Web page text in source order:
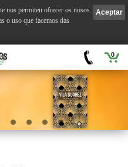
0
Aceptar
nos permiten ofrecer os nosos
o uso que facemos das